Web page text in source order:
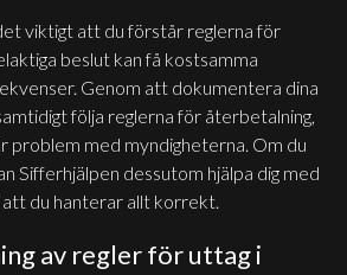
viktigt att du förstår reglerna för
beslut kan få kostsamma
Genom att dokumentera dina
följa reglerna för återbetalning,
problem med myndigheterna. Om du
Sifferhjälpen dessutom hjälpa dig med
att du hanterar allt korrekt.
av regler för uttag i